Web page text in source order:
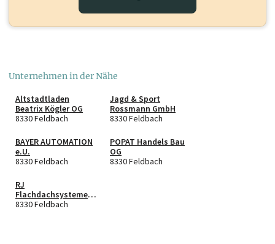
Unternehmen in der Nähe
Altstadtladen
Beatrix Kögler OG
8330 Feldbach
Jagd & Sport
Rossmann GmbH
8330 Feldbach
BAYER AUTOMATION
e.U.
8330 Feldbach
POPAT Handels Bau
OG
8330 Feldbach
RJ
Flachdachsysteme
KG
8330 Feldbach